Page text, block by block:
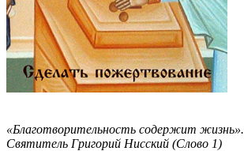
«Благотворительность содержит жизнь».
Святитель Григорий Нисский (Слово 1)